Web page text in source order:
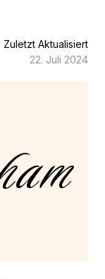
Zuletzt Aktualisiert
22. Juli 2024